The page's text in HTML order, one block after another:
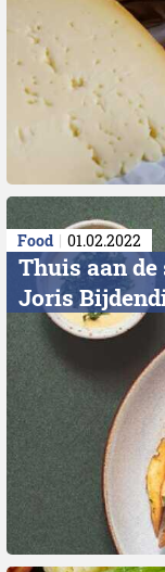
Food 01.02.2022
Thuis aan
Joris